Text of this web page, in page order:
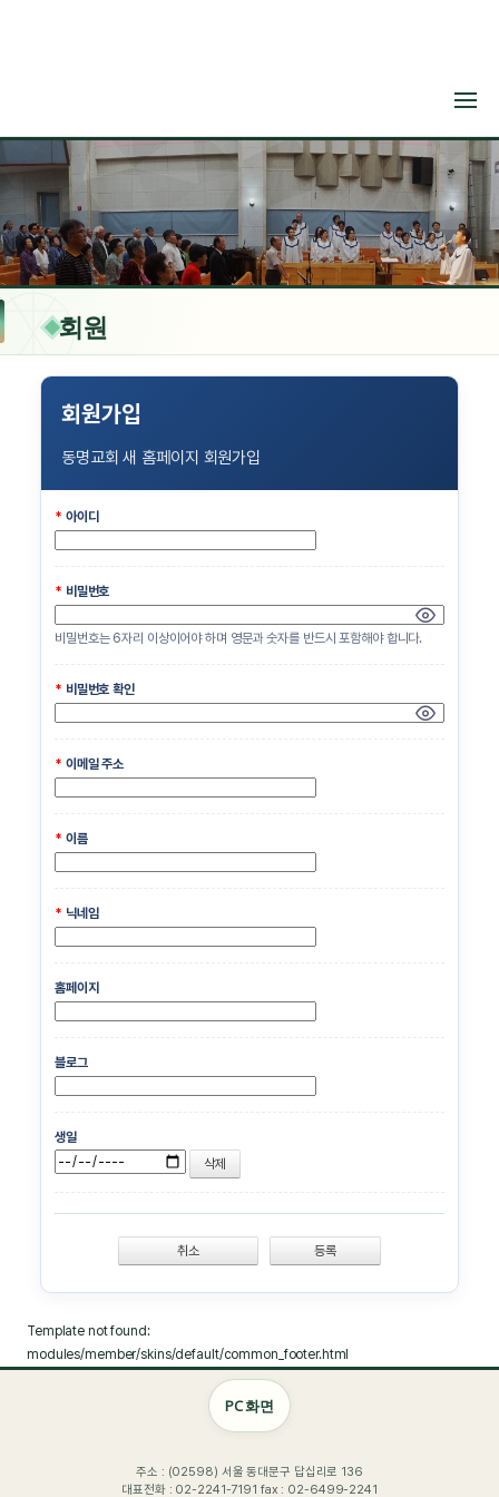
회원
회원가입
동명교회 새 홈페이지 회원가입
* 아이디
* 비밀번호
비밀번호는 6자리 이상이어야 하며 영문과 숫자를 반드시 포함해야 합니다.
* 비밀번호 확인
* 이메일 주소
* 이름
* 닉네임
홈페이지
블로그
생일
취소
Template not found:
modules/member/skins/default/common_footer.html
PC 화면
주소 : (02598) 서울 동대문구 답십리로 136
대표전화 : 02-2241-7191 fax : 02-6499-2241